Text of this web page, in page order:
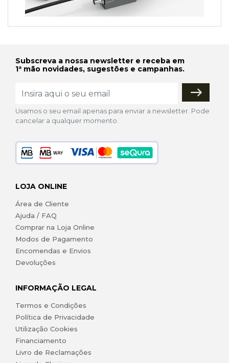
Subscreva a nossa newsletter e receba em
1ª mão novidades, sugestões e campanhas.
Usamos o seu email apenas para enviar a newsletter. Pode
cancelar a qualquer momento.
LOJA ONLINE
Área de Cliente
Ajuda / FAQ
Comprar na Loja Online
Modos de Pagamento
Encomendas e Envios
Devoluções
INFORMAÇÃO LEGAL
Termos e Condições
Política de Privacidade
Utilização Cookies
Financiamento
Livro de Reclamações